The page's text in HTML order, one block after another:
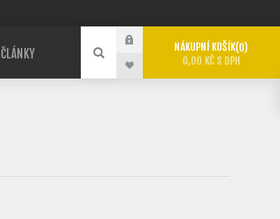
ČLÁNKY NÁKUPNÍ KOŠÍK 0
0,00 KČ S DPH